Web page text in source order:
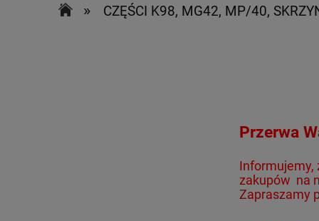
» CZĘŚCI K98, MG42, MP/40,
Przerwa
Informujemy,
zakupów na
Zapraszamy